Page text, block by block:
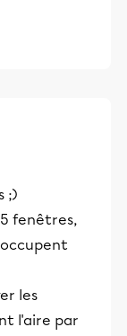
;)
fenêtres,
les
l'aire par